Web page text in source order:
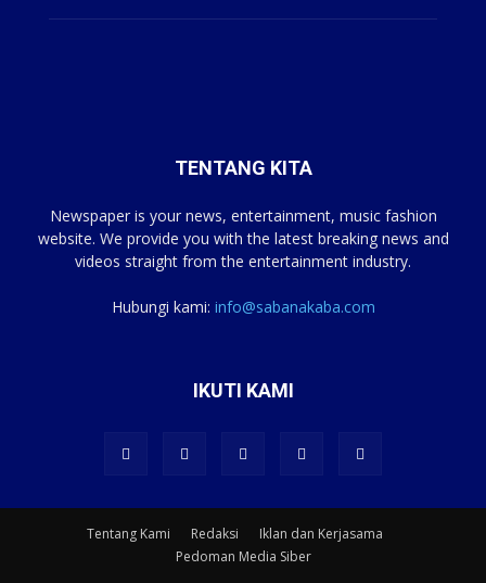
TENTANG KITA
Newspaper is your news, entertainment, music fashion
website. We provide you with the latest breaking news and
videos straight from the entertainment industry.
Hubungi kami: info@sabanakaba.com
IKUTI KAMI
Tentang Kami Redaksi
Iklan dan Kerjasama
Pedoman Media Siber